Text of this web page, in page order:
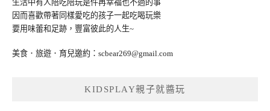
生活中有人陪吃陪玩是件再幸福也不過的事
因而喜歡帶著同樣愛吃的孩子一起吃喝玩樂
要用味蕾和足跡，豐富彼此的人生~
美食．旅遊．育兒邀約： scbear269@gmail.com
KIDSPLAY親子就醬玩